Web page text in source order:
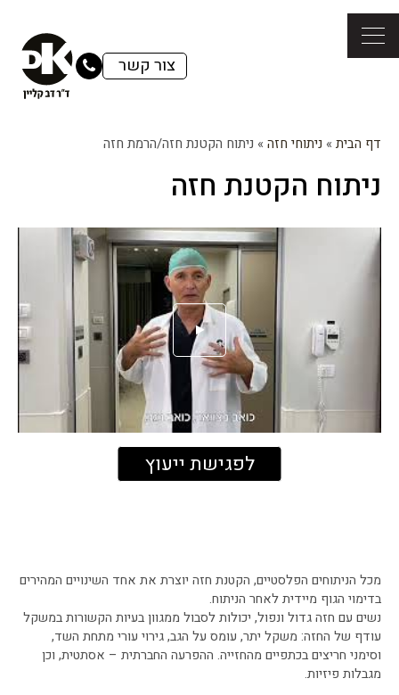
צור קשר
דף הבית » ניתוחי חזה » ניתוח הקטנת חזה/הרמת חזה
ניתוח הקטנת חזה
לפגישת ייעוץ
מכל הניתוחים הפלסטיים, הקטנת חזה יוצרת את אחד השינויים המהירים
בדימוי הגוף מיידית לאחר הניתוח.
נשים עם חזה גדול ונפול, יכולות לסבול ממגוון בעיות הקשורות במשקל
עודף של החזה: משקל יתר, עומס על הגב, גירוי עורי מתחת השד,
וסימני חריצים בכתפיים מהחזייה. ההפרעה החברתית – אסתטית, וכן
מגבלות פיזיות.